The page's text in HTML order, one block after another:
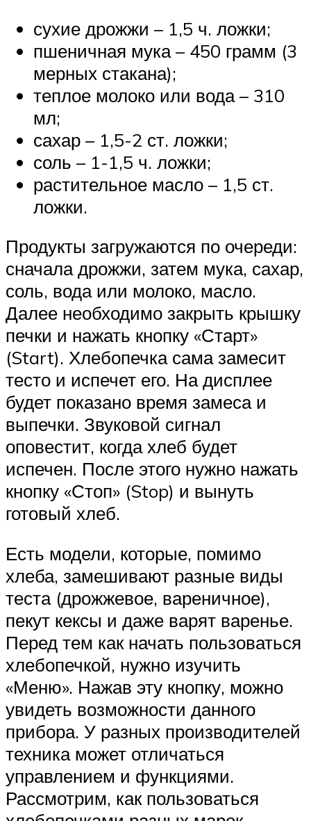
сухие дрожжи – 1,5 ч. ложки;
пшеничная мука – 450 грамм (3
мерных стакана);
теплое молоко или вода – 310
мл;
сахар – 1,5-2 ст. ложки;
соль – 1-1,5 ч. ложки;
растительное масло – 1,5 ст.
ложки.
Продукты загружаются по очереди:
сначала дрожжи, затем мука, сахар,
соль, вода или молоко, масло.
Далее необходимо закрыть крышку
печки и нажать кнопку «Старт»
(Start). Хлебопечка сама замесит
тесто и испечет его. На дисплее
будет показано время замеса и
выпечки. Звуковой сигнал
оповестит, когда хлеб будет
испечен. После этого нужно нажать
кнопку «Стоп» (Stop) и вынуть
готовый хлеб.
Есть модели, которые, помимо
хлеба, замешивают разные виды
теста (дрожжевое, вареничное),
пекут кексы и даже варят варенье.
Перед тем как начать пользоваться
хлебопечкой, нужно изучить
«Меню». Нажав эту кнопку, можно
увидеть возможности данного
прибора. У разных производителей
техника может отличаться
управлением и функциями.
Рассмотрим, как пользоваться